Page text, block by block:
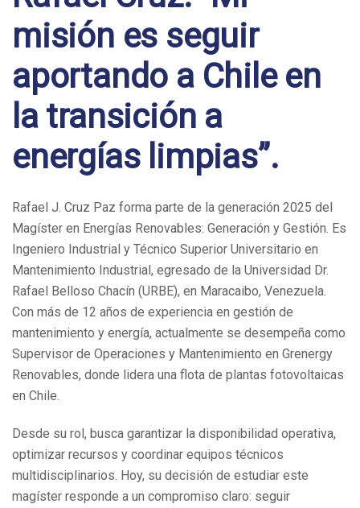
misión es seguir
aportando a Chile en
la transición a
energías limpias”.
Rafael J. Cruz Paz forma parte de la generación 2025 del
Magíster en Energías Renovables: Generación y Gestión. Es
Ingeniero Industrial y Técnico Superior Universitario en
Mantenimiento Industrial, egresado de la Universidad Dr.
Rafael Belloso Chacín (URBE), en Maracaibo, Venezuela.
Con más de 12 años de experiencia en gestión de
mantenimiento y energía, actualmente se desempeña como
Supervisor de Operaciones y Mantenimiento en Grenergy
Renovables, donde lidera una flota de plantas fotovoltaicas
en Chile.
Desde su rol, busca garantizar la disponibilidad operativa,
optimizar recursos y coordinar equipos técnicos
multidisciplinarios. Hoy, su decisión de estudiar este
magíster responde a un compromiso claro: seguir